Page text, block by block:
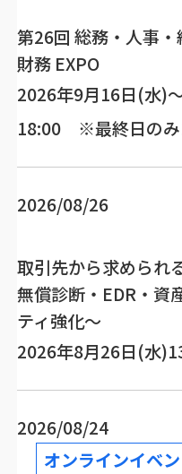
第26回 総務・人事
財務 EXPO
2026年9月16日(水
18:00 ※最終日のみ
2026/08/26
取引先から求められ
無償診断・EDR・資
ティ強化～
2026年8月26日(水
2026/08/24
オンラインイベ